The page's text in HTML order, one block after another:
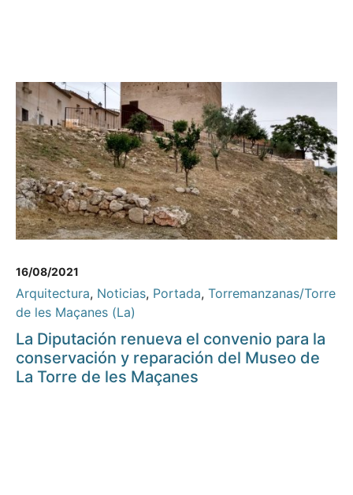
16/08/2021
Arquitectura, Noticias, Portada, Torremanzanas/Torre
de les Maçanes (La)
La Diputación renueva el convenio para la
conservación y reparación del Museo de
La Torre de les Maçanes